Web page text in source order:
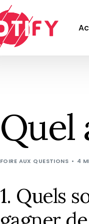
Quel
FOIRE AUX QUESTIONS 4
1. Quels